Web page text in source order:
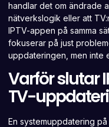
handlar det om ändrade
nätverkslogik eller att
IPTV-appen på samma
fokuserar på just
uppdateringen, men inte
Varför slutar
TV-
En systemuppdatering